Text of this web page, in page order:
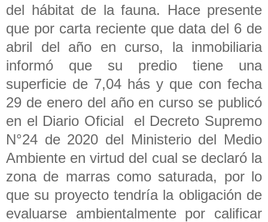
del hábitat de la fauna. Hace presente
que por carta reciente que data del 6 de
abril del año en curso, la inmobiliaria
informó que su predio tiene una
superficie de 7,04 hás y que con fecha
29 de enero del año en curso se publicó
en el Diario Oficial el Decreto Supremo
N°24 de 2020 del Ministerio del Medio
Ambiente en virtud del cual se declaró la
zona de marras como saturada, por lo
que su proyecto tendría la obligación de
evaluarse ambientalmente por calificar